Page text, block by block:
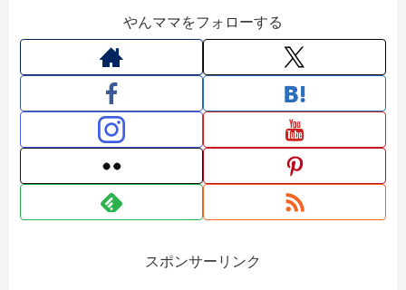
やんママをフォローする
スポンサーリンク